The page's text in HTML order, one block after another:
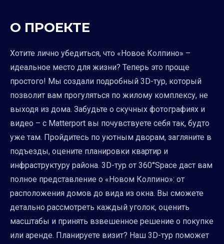
О ПРОЕКТЕ
Хотите лично убедиться, что «Новое Колпино» –
идеальное место для жизни? Теперь это проще
простого! Мы создали подробный 3D-тур, который
позволит вам прогуляться по жилому комплексу, не
выходя из дома. Забудьте о скучных фотографиях и
видео – с Matterport вы почувствуете себя так, будто
уже там. Пройдитесь по уютным дворам, загляните в
подъезды, оцените планировки квартир и
инфраструктуру района. 3D-тур от 360°Space даст вам
полное представление о «Новом Колпино»: от
расположения домов до вида из окна. Вы сможете
детально рассмотреть каждый уголок, оценить
масштабы и принять взвешенное решение о покупке
или аренде. Планируете визит? Наш 3D-тур поможет